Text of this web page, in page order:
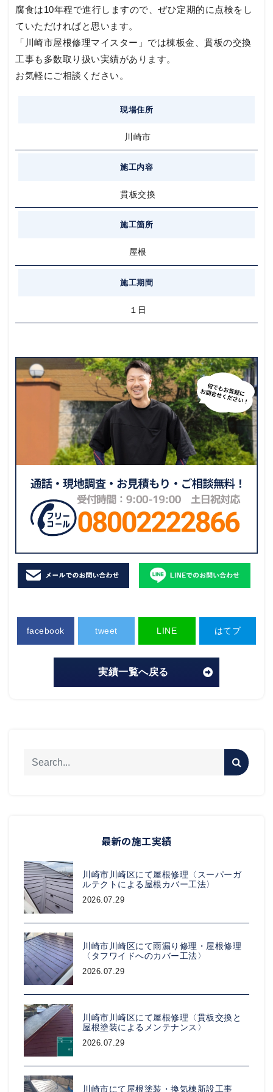
腐食は10年程で進行しますので、ぜひ定期的に点検をし
ていただければと思います。
「川崎市屋根修理マイスター」では棟板金、貫板の交換
工事も多数取り扱い実績があります。
お気軽にご相談ください。
現場住所
川崎市
施工内容
貫板交換
施工箇所
屋根
施工期間
１日
facebook tweet LINE はてブ
実績一覧へ戻る
最新の施工実績
川崎市川崎区にて屋根修理〈スーパーガ
ルテクトによる屋根カバー工法〉
2026.07.29
川崎市川崎区にて雨漏り修理・屋根修理
〈タフワイドへのカバー工法〉
2026.07.29
川崎市川崎区にて屋根修理〈貫板交換と
屋根塗装によるメンテナンス〉
2026.07.29
川崎市にて屋根塗装・換気棟新設工事